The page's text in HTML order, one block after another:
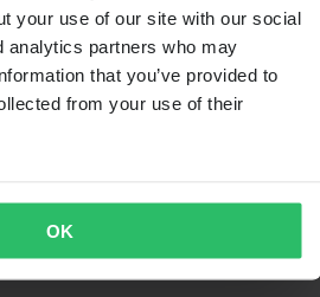
your use of our site with our social
analytics partners who may
that you’ve provided to
from your use of their
OK